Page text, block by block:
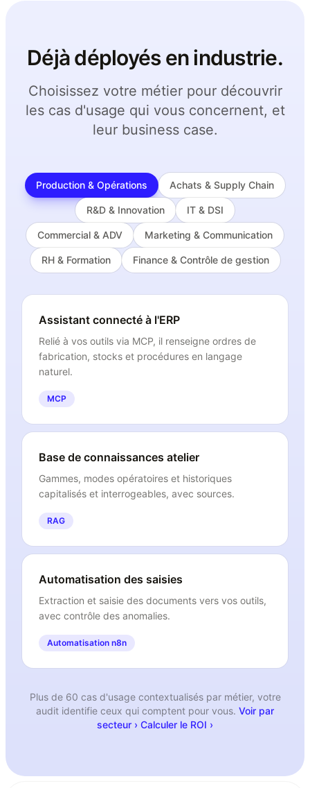
Déjà déployés en industrie.
Choisissez votre métier pour découvrir
les cas d'usage qui vous concernent, et
leur business case.
Production & Opérations Achats & Supply Chain
R&D & Innovation IT & DSI
Commercial & ADV Marketing & Communication
RH & Formation Finance & Contrôle de gestion
Assistant connecté à l'ERP
Relié à vos outils via MCP, il renseigne ordres de
fabrication, stocks et procédures en langage
naturel.
MCP
Base de connaissances atelier
Gammes, modes opératoires et historiques
capitalisés et interrogeables, avec sources.
RAG
Automatisation des saisies
Extraction et saisie des documents vers vos outils,
avec contrôle des anomalies.
Automatisation n8n
Plus de 60 cas d'usage contextualisés par métier, votre
audit identifie ceux qui comptent pour vous. Voir par
secteur › Calculer le ROI ›